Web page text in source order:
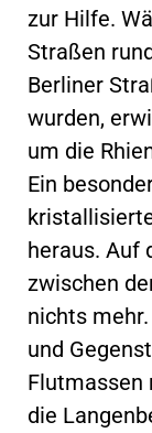
zur Hilfe.
Straßen
Berliner
wurden,
um die
Ein
heraus. Auf
zwischen
nichts
und
Flutmassen
die